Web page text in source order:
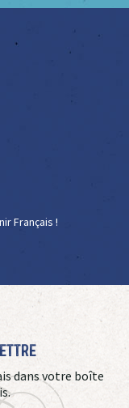
Français !
dans votre boîte